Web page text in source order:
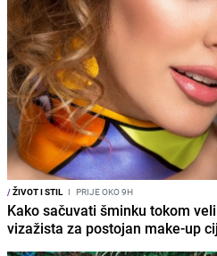
/ŽIVOT I STIL I PRIJE OKO 9H
Kako sačuvati šminku tokom
vizažista za postojan make-up